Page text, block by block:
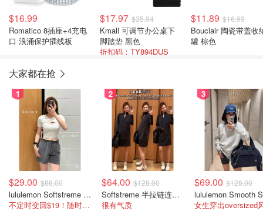
$16.99
Romatico 8插座+4充电
口 浪涌保护插线板
$17.97 $35.94
Kmall 可调节办公桌下
脚踏垫 黑色
折扣码：TY894DUS
$11.89 $16.99
Bouclair 陶瓷带盖收
罐 棕色
大家都在抢
1
$29.00 $88.00
lululemon Softstreme 女士高腰短裤 10cm
不定时变回$19！随时点进来看
2
$64.00 $128.00
Softstreme 半拉链连衣裙
很有气质
3
$69.00 $128.00
女生穿出oversized